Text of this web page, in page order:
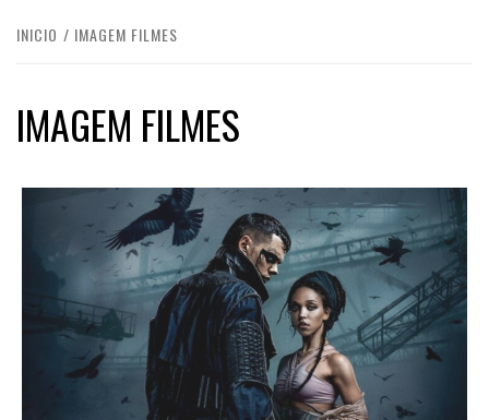
INICIO IMAGEM FILMES
IMAGEM FILMES